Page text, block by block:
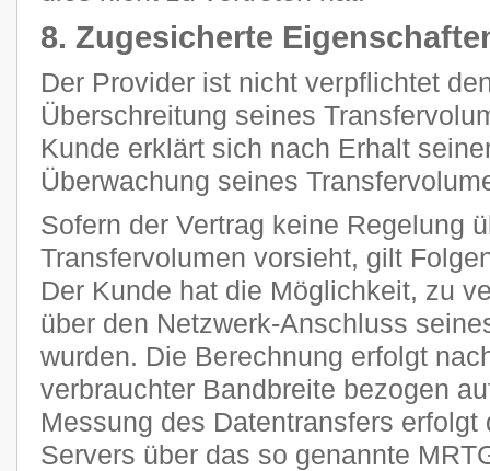
8. Zugesicherte
Der Provider ist nicht verpflichtet
Überschreitung seines
Kunde erklärt sich nach Erhalt
Überwachung seines
Sofern der Vertrag keine Regelung
Transfervolumen vorsieht, gilt
Der Kunde hat die Möglichkeit, zu
über den Netzwerk-Anschluss
wurden. Die Berechnung erfolgt
verbrauchter Bandbreite bezogen
Messung des Datentransfers
Servers über das so genannte